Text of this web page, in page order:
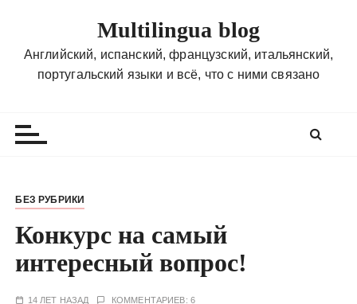
Multilingua blog
Английский, испанский, французский, итальянский,
португальский языки и всё, что с ними связано
БЕЗ РУБРИКИ
Конкурс на самый
интересный вопрос!
14 ЛЕТ НАЗАД КОММЕНТАРИЕВ: 6